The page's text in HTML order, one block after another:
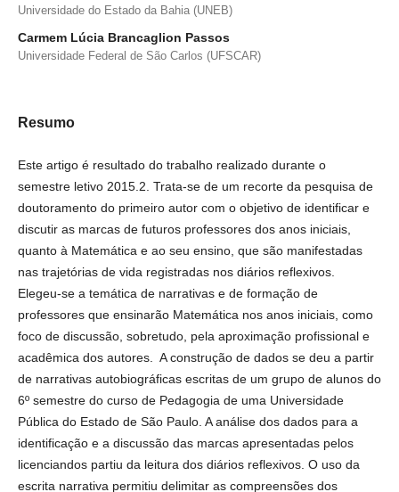
Universidade do Estado da Bahia (UNEB)
Carmem Lúcia Brancaglion Passos
Universidade Federal de São Carlos (UFSCAR)
Resumo
Este artigo é resultado do trabalho realizado durante o semestre
letivo 2015.2. Trata-se de um recorte da pesquisa de
doutoramento do primeiro autor com o objetivo de identificar e
discutir as marcas de futuros professores dos anos iniciais,
quanto à Matemática e ao seu ensino, que são manifestadas nas
trajetórias de vida registradas nos diários reflexivos. Elegeu-se a
temática de narrativas e de formação de professores que
ensinarão Matemática nos anos iniciais, como foco de discussão,
sobretudo, pela aproximação profissional e acadêmica dos
autores. A construção de dados se deu a partir de narrativas
autobiográficas escritas de um grupo de alunos do 6º semestre do
curso de Pedagogia de uma Universidade Pública do Estado de
São Paulo. A análise dos dados para a identificação e a discussão
das marcas apresentadas pelos licenciandos partiu da leitura dos
diários reflexivos. O uso da escrita narrativa permitiu delimitar as
compreensões dos estudantes participantes da pesquisa a